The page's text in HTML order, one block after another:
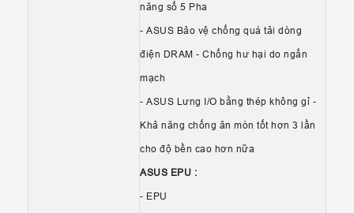
năng số 5 Pha
- ASUS Bảo vệ chống quá tải dòng
điện DRAM - Chống hư hại do ngắn
mạch
- ASUS Lưng I/O bằng thép không gỉ -
Khả năng chống ăn mòn tốt hơn 3 lần
cho độ bền cao hơn nữa
ASUS EPU :
- EPU